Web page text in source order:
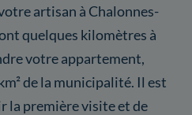
artisan à Chalonnes-
quelques kilomètres à
votre appartement,
de la municipalité. Il est
la première visite et de